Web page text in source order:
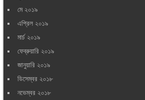
মে ২০১৯
এপ্রিল ২০১৯
মার্চ ২০১৯
ফেব্রুয়ারি ২০১৯
জানুয়ারি ২০১৯
ডিসেম্বর ২০১৮
নভেম্বর ২০১৮